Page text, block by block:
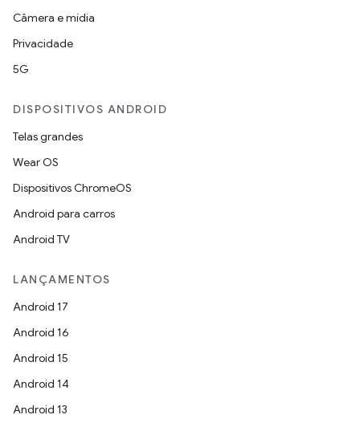
Câmera e mídia
Privacidade
5G
DISPOSITIVOS ANDROID
Telas grandes
Wear OS
Dispositivos ChromeOS
Android para carros
Android TV
LANÇAMENTOS
Android 17
Android 16
Android 15
Android 14
Android 13